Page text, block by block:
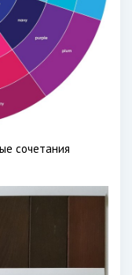
сочетания